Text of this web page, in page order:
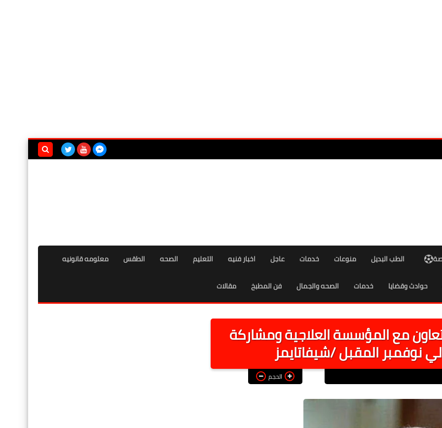
الطب البديل منوعات خدمات عاجل اخبار فنيه التعليم الصحه الطقس معلومه قانونيه
حوادث وقضايا خدمات الصحه والجمال فن المطبخ مقالات
مع المؤسسة العلاجية ومشاركة
نوفمبر المقبل /شيفاتايمز
الحجم